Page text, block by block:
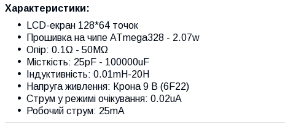
Характеристики:
LCD-екран 128*64 точок
Прошивка на чипе ATmega328 - 2.07w
Опір: 0.1Ω - 50MΩ
Місткість: 25pF - 100000uF
Індуктивність: 0.01mH-20H
Напруга живлення: Крона 9 В (6F22)
Струм у режимі очікування: 0.02uA
Робочий струм: 25mA